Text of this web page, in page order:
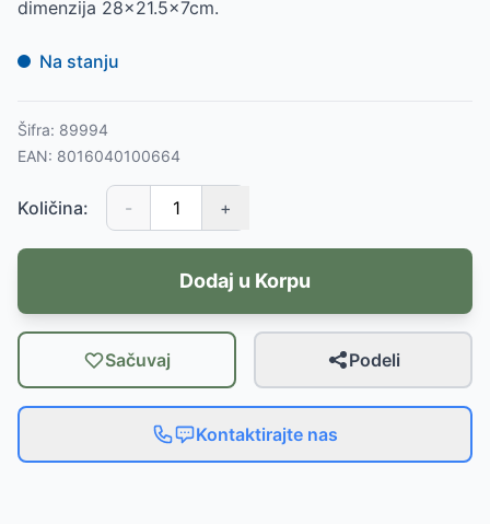
dimenzija 28x21.5x7cm.
Na stanju
Šifra: 89994
EAN: 8016040100664
Količina: - +
Dodaj u Korpu
Sačuvaj Podeli
Kontaktirajte nas